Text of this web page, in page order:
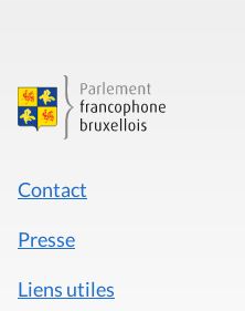
Contact
Presse
Liens utiles